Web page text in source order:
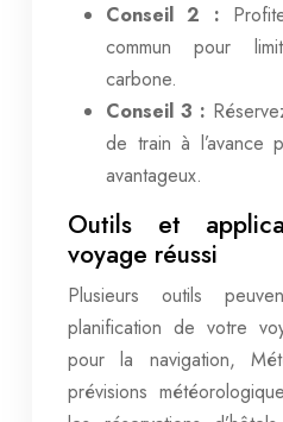
Conseil 2 :
commun pour
carbone.
Conseil 3 :
de train à l’avance
avantageux.
Outils et
voyage réussi
Plusieurs outils
planification de votre
pour la navigation,
prévisions